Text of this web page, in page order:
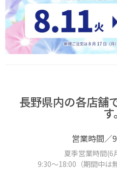
長野県内の各店舗
す。
営業時間／
夏季営業時間(6
9:30～18:00（期間中は